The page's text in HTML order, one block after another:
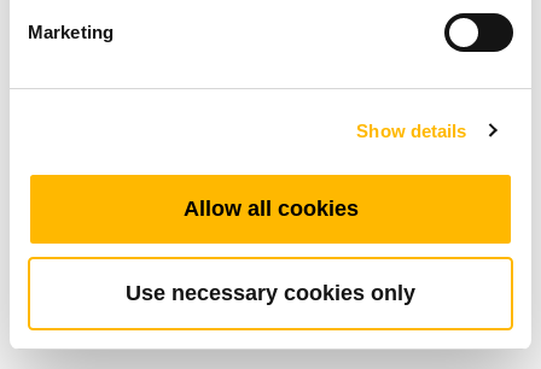
Marketing
Show details
Allow all cookies
Use necessary cookies only
sicurezza e semplicità d’uso. Grazie alla sua
telecomando per letto ortopedico sia come
telecomando per letto elettrico, garantendo un
controllo preciso delle funzioni di movimento in